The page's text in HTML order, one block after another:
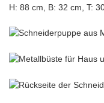
H: 88 cm, B: 32 cm, T: